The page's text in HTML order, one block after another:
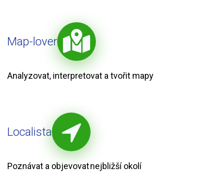
Map-lover
Analyzovat, interpretovat a tvořit mapy
Localista
Poznávat a objevovat nejbližší okolí